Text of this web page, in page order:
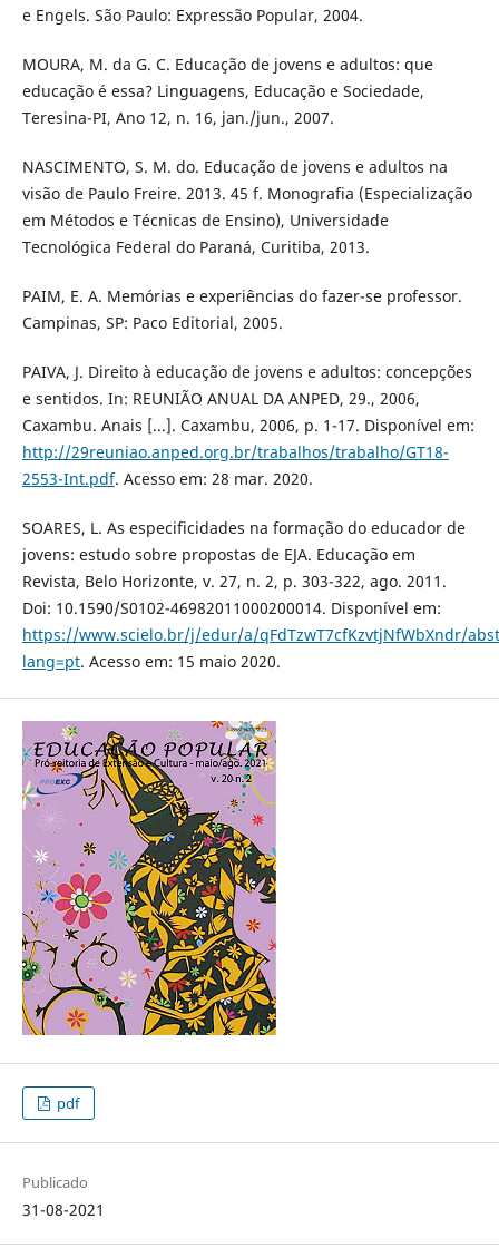
e Engels. São Paulo: Expressão Popular, 2004.
MOURA, M. da G. C. Educação de jovens e adultos: que
educação é essa? Linguagens, Educação e Sociedade,
Teresina-PI, Ano 12, n. 16, jan./jun., 2007.
NASCIMENTO, S. M. do. Educação de jovens e adultos na
visão de Paulo Freire. 2013. 45 f. Monografia (Especialização
em Métodos e Técnicas de Ensino), Universidade
Tecnológica Federal do Paraná, Curitiba, 2013.
PAIM, E. A. Memórias e experiências do fazer-se professor.
Campinas, SP: Paco Editorial, 2005.
PAIVA, J. Direito à educação de jovens e adultos: concepções
e sentidos. In: REUNIÃO ANUAL DA ANPED, 29., 2006,
Caxambu. Anais [...]. Caxambu, 2006, p. 1-17. Disponível em:
http://29reuniao.anped.org.br/trabalhos/trabalho/GT18-
2553-Int.pdf. Acesso em: 28 mar. 2020.
SOARES, L. As especificidades na formação do educador de
jovens: estudo sobre propostas de EJA. Educação em
Revista, Belo Horizonte, v. 27, n. 2, p. 303-322, ago. 2011.
Doi: 10.1590/S0102-46982011000200014. Disponível em:
https://www.scielo.br/j/edur/a/qFdTzwT7cfKzvtjNfWbXndr/
lang=pt. Acesso em: 15 maio 2020.
pdf
Publicado
31-08-2021